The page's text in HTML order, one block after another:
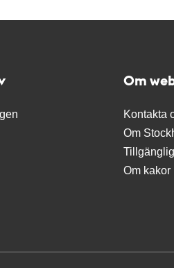
Om
Kontakta
Om
Om kakor